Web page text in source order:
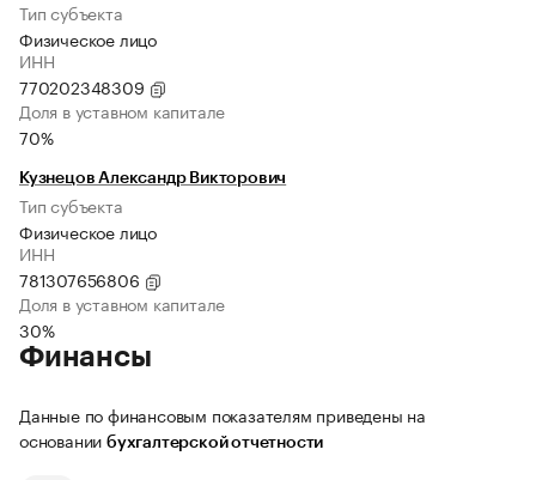
Тип субъекта
Физическое лицо
ИНН
770202348309
Доля в уставном капитале
70%
Кузнецов Александр Викторович
Тип субъекта
Физическое лицо
ИНН
781307656806
Доля в уставном капитале
30%
Финансы
Данные по финансовым показателям приведены на
основании бухгалтерской отчетности